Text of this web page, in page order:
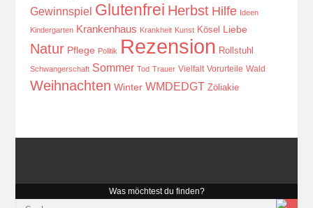
Gewinnspiel Glutenfrei Herbst Hilfe Ideen
Kindergarten Krankenhaus Krankheit Kunst Kösel Liebe
Natur Pflege Politik Rezension Rollstuhl
Schwangerschaft Sommer Tod Trauer Vielfalt Vorurteile Wald
Weihnachten Winter WMDEDGT Zöliakie
Was möchtest du finden?